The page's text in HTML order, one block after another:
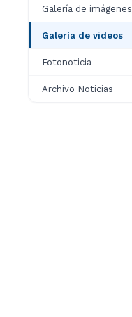
Galería de imágenes
Galería de videos
Fotonoticia
Archivo Noticias